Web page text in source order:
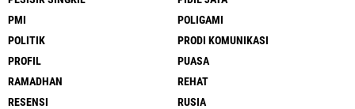
PMI
POLIGAMI
POLITIK
PRODI KOMUNIKASI
PROFIL
PUASA
RAMADHAN
REHAT
RESENSI
RUSIA